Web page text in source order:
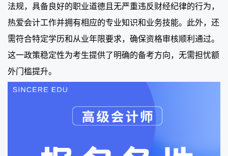
法规，具备良好的职业道德且无严重违反财经纪律的行为，
热爱会计工作并拥有相应的专业知识和业务技能。此外，还
需符合特定学历和从业年限要求，确保资格审核顺利通过。
这一政策稳定性为考生提供了明确的备考方向，无需担忧额
外门槛提升。